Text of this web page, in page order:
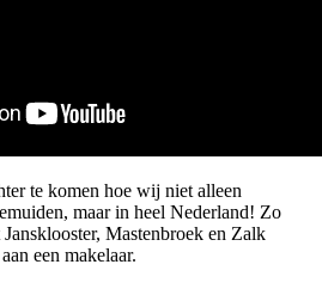
te komen hoe wij niet alleen
maar in heel Nederland! Zo
Mastenbroek en Zalk
een makelaar.